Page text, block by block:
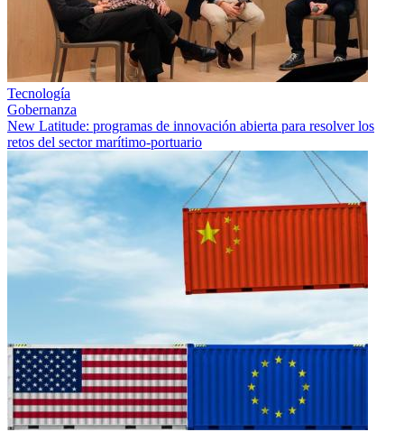
Tecnología
Gobernanza
New Latitude: programas de innovación abierta para resolver los
retos del sector marítimo-portuario